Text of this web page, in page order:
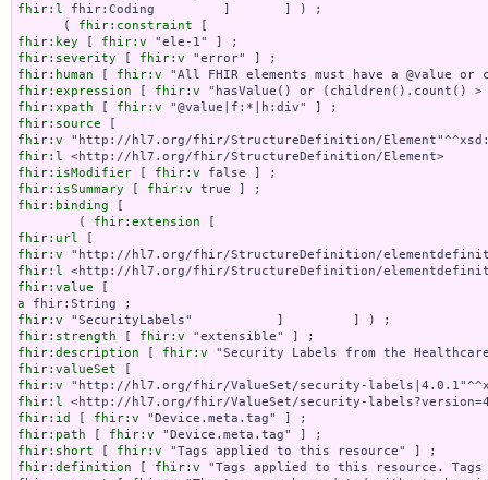
fhir:l fhir:Coding         ]       ] ) ;
      (
fhir:constraint
fhir:key [ fhir:v
fhir:severity [ fhir:v
fhir:human [ fhir:v
fhir:expression [ fhir:v
fhir:xpath [ fhir:v
fhir:source
fhir:v
fhir:l
fhir:isModifier [ fhir:v
fhir:isSummary [ fhir:v
fhir:binding [
        (
fhir:extension
fhir:url
fhir:v
fhir:l
fhir:value
a
fhir:v
fhir:strength [ fhir:v
fhir:description [ fhir:v
fhir:valueSet
fhir:v
fhir:l
fhir:id
[ fhir:v
fhir:path [ fhir:v
fhir:short [ fhir:v
fhir:definition [ fhir:v